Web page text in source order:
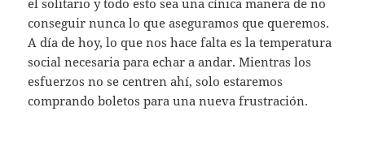
el solitario y todo esto sea una cínica manera de no
conseguir nunca lo que aseguramos que queremos.
A día de hoy, lo que nos hace falta es la temperatura
social necesaria para echar a andar. Mientras los
esfuerzos no se centren ahí, solo estaremos
comprando boletos para una nueva frustración.